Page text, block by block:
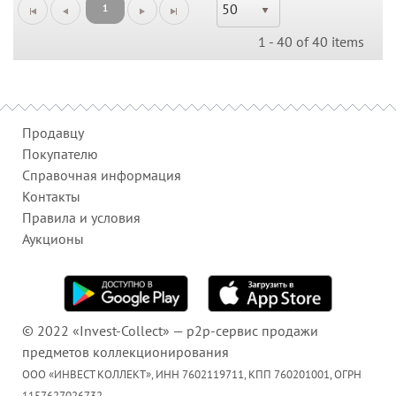
1
50
1 - 40 of 40 items
Продавцу
Покупателю
Справочная информация
Контакты
Правила и условия
Аукционы
© 2022 «Invest-Collect» — p2p-сервис продажи
предметов коллекционирования
ООО «ИНВЕСТ КОЛЛЕКТ», ИНН 7602119711, КПП 760201001, ОГРН